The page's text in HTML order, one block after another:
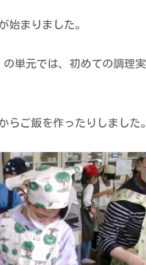
始まりました。
の単元では、初めての調理
らご飯を作ったりしました。